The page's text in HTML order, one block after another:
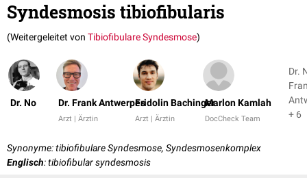
Syndesmosis tibiofibularis
(Weitergeleitet von Tibiofibulare Syndesmose)
Dr. No Dr. Frank Antwerpes
Arzt | Ärztin
Fridolin Bachinger
Arzt | Ärztin
Marlon Kamlah
DocCheck Team
Dr.
+ 6
Synonyme: tibiofibulare Syndesmose, Syndesmosenkomplex
Englisch: tibiofibular syndesmosis